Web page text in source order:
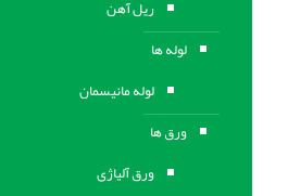
ریل آهن
لوله ها
لوله مانیسمان
ورق ها
ورق آلیاژی